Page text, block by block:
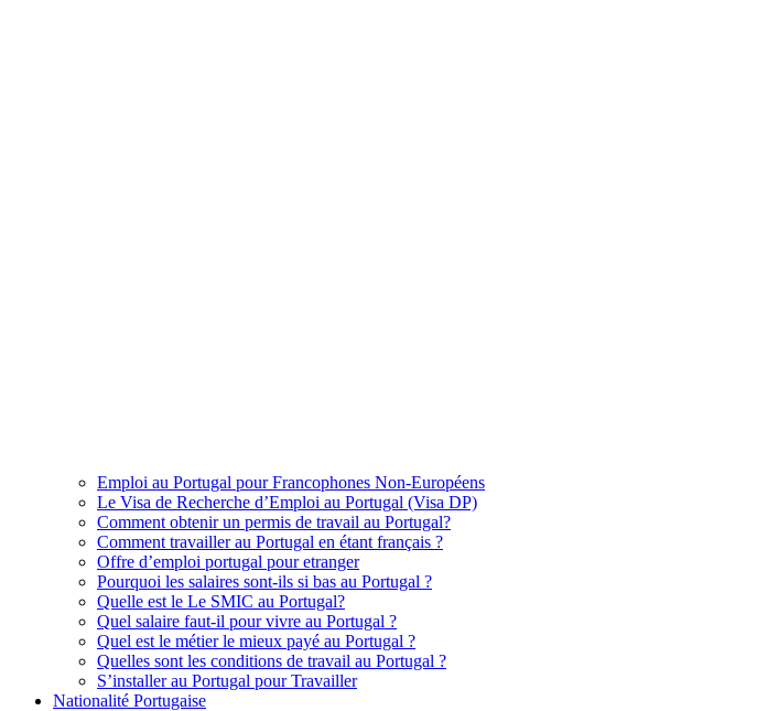
Emploi au Portugal pour Francophones Non-Européens
Le Visa de Recherche d’Emploi au Portugal (Visa DP)
Comment obtenir un permis de travail au Portugal?
Comment travailler au Portugal en étant français ?
Offre d’emploi portugal pour etranger
Pourquoi les salaires sont-ils si bas au Portugal ?
Quelle est le Le SMIC au Portugal?
Quel salaire faut-il pour vivre au Portugal ?
Quel est le métier le mieux payé au Portugal ?
Quelles sont les conditions de travail au Portugal ?
S’installer au Portugal pour Travailler
Nationalité Portugaise